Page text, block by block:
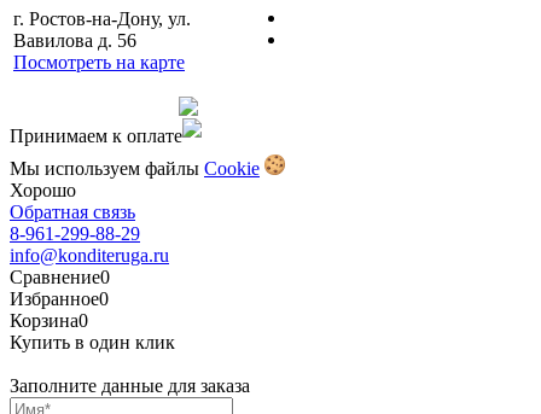
г. Ростов-на-Дону, ул.
Вавилова д. 56
Посмотреть на карте
Принимаем к оплате
Мы используем файлы Сookie
Хорошо
Обратная связь
8-961-299-88-29
info@konditeruga.ru
Сравнение0
Избранное0
Корзина0
Купить в один клик
Заполните данные для заказа